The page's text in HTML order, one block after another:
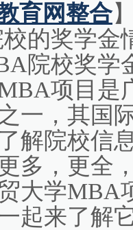
育网整合
的奖学金
院校奖学
项目是
一，其国
解院校信
多，更全
大学MBA
起来了解